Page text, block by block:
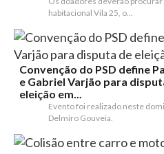
habitacional Vila 25, o...
Convenção do PSD define
e Gabriel Varjão para
eleição em...
Evento foi realizado neste
Delmiro Gouveia.